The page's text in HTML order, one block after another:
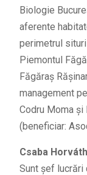
Biologie
aferente
perimetrul
Piemontul
Făgăraș
management
Codru Moma şi
(beneficiar:
Csaba Horváth
Sunt şef lucrări